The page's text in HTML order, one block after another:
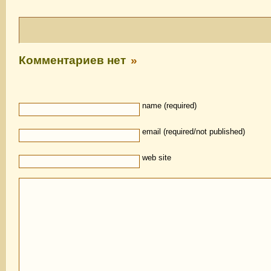
Комментариев нет »
name (required)
email (required/not published)
web site